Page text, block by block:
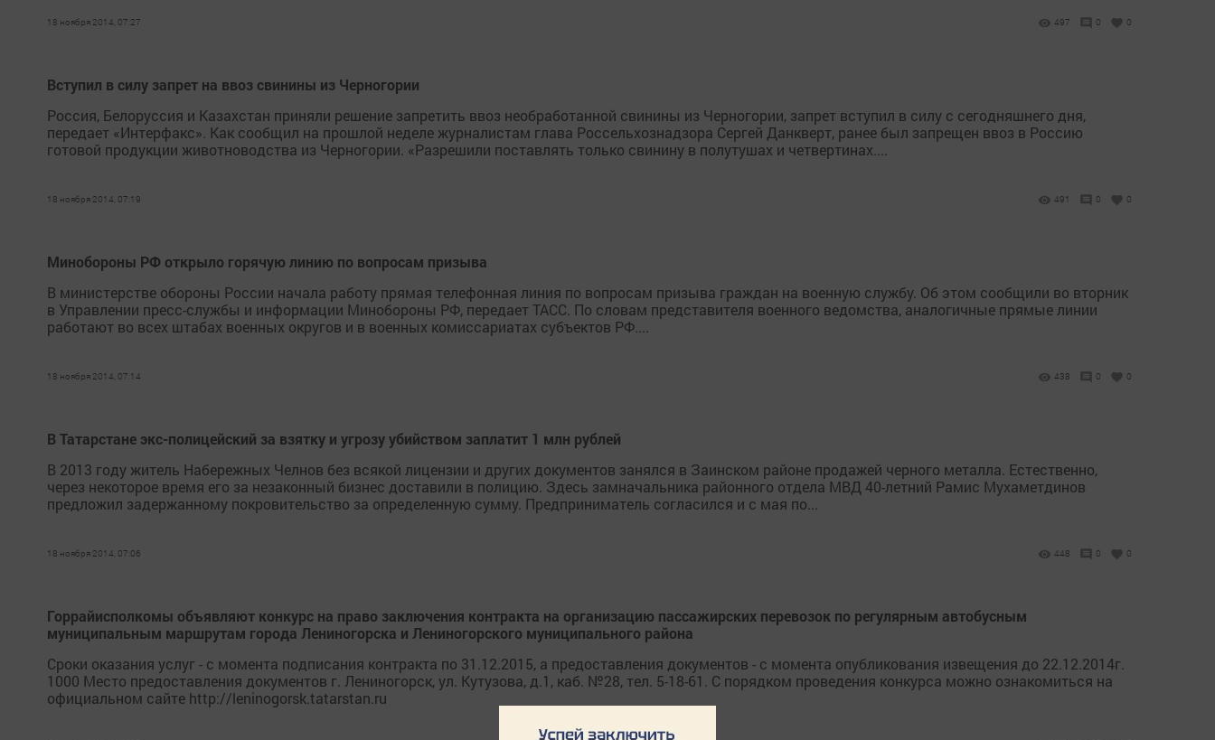
18 ноября 2014, 07:27 497 0 0
Вступил в силу запрет на ввоз свинины из Черногории
Россия, Белоруссия и Казахстан приняли решение запретить ввоз необработанной свинины из Черногории, запрет вступил в силу с сегодняшнего дня,
передает «Интерфакс». Как сообщил на прошлой неделе журналистам глава Россельхознадзора Сергей Данкверт, ранее был запрещен ввоз в Россию
готовой продукции животноводства из Черногории. «Разрешили поставлять только свинину в полутушах и четвертинах....
18 ноября 2014, 07:19 491 0 0
Минобороны РФ открыло горячую линию по вопросам призыва
В министерстве обороны России начала работу прямая телефонная линия по вопросам призыва граждан на военную службу. Об этом сообщили во вторник
в Управлении пресс-службы и информации Минобороны РФ, передает ТАСС. По словам представителя военного ведомства, аналогичные прямые линии
работают во всех штабах военных округов и в военных комиссариатах субъектов РФ....
18 ноября 2014, 07:14 438 0 0
В Татарстане экс-полицейский за взятку и угрозу убийством заплатит 1 млн рублей
В 2013 году житель Набережных Челнов без всякой лицензии и других документов занялся в Заинском районе продажей черного металла. Естественно,
через некоторое время его за незаконный бизнес доставили в полицию. Здесь замначальника районного отдела МВД 40-летний Рамис Мухаметдинов
предложил задержанному покровительство за определенную сумму. Предприниматель согласился и с мая по...
18 ноября 2014, 07:06 448 0 0
Горрайисполкомы объявляют конкурс на право заключения контракта на организацию пассажирских перевозок по регулярным автобусным
муниципальным маршрутам города Лениногорска и Лениногорского муниципального района
Сроки оказания услуг - с момента подписания контракта по 31.12.2015, а предоставления документов - с момента опубликования извещения до 22.12.2014г.
1000 Место предоставления документов г. Лениногорск, ул. Кутузова, д.1, каб. №28, тел. 5-18-61. С порядком проведения конкурса можно ознакомиться на
официальном сайте http://leninogorsk.tatarstan.ru